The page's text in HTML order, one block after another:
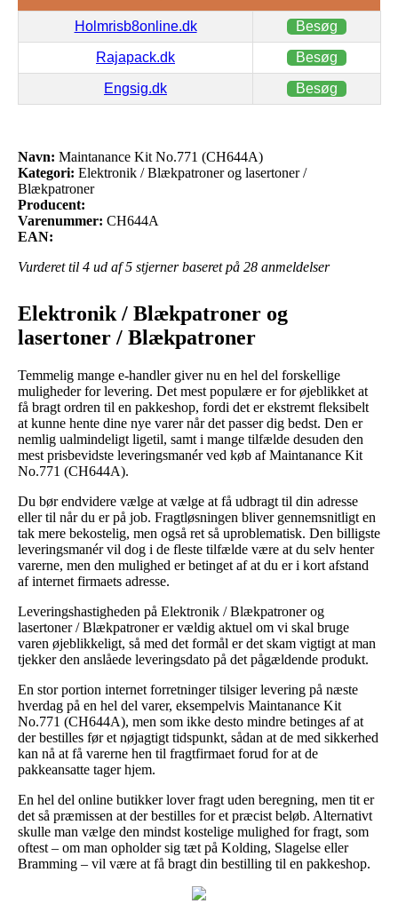
Holmrisb8online.dk Besøg
Rajapack.dk Besøg
Engsig.dk Besøg
Navn: Maintanance Kit No.771 (CH644A)
Kategori: Elektronik / Blækpatroner og lasertoner /
Blækpatroner
Producent:
Varenummer: CH644A
EAN:
Vurderet til 4 ud af 5 stjerner baseret på 28 anmeldelser
Elektronik / Blækpatroner og
lasertoner / Blækpatroner
Temmelig mange e-handler giver nu en hel del forskellige
muligheder for levering. Det mest populære er for øjeblikket at
få bragt ordren til en pakkeshop, fordi det er ekstremt fleksibelt
at kunne hente dine nye varer når det passer dig bedst. Den er
nemlig ualmindeligt ligetil, samt i mange tilfælde desuden den
mest prisbevidste leveringsmanér ved køb af Maintanance Kit
No.771 (CH644A).
Du bør endvidere vælge at vælge at få udbragt til din adresse
eller til når du er på job. Fragtløsningen bliver gennemsnitligt en
tak mere bekostelig, men også ret så uproblematisk. Den billigste
leveringsmanér vil dog i de fleste tilfælde være at du selv henter
varerne, men den mulighed er betinget af at du er i kort afstand
af internet firmaets adresse.
Leveringshastigheden på Elektronik / Blækpatroner og
lasertoner / Blækpatroner er vældig aktuel om vi skal bruge
varen øjeblikkeligt, så med det formål er det skam vigtigt at man
tjekker den anslåede leveringsdato på det pågældende produkt.
En stor portion internet forretninger tilsiger levering på næste
hverdag på en hel del varer, eksempelvis Maintanance Kit
No.771 (CH644A), men som ikke desto mindre betinges af at
der bestilles før et nøjagtigt tidspunkt, sådan at de med sikkerhed
kan nå at få varerne hen til fragtfirmaet forud for at de
pakkeansatte tager hjem.
En hel del online butikker lover fragt uden beregning, men tit er
det så præmissen at der bestilles for et præcist beløb. Alternativt
skulle man vælge den mindst kostelige mulighed for fragt, som
oftest – om man opholder sig tæt på Kolding, Slagelse eller
Bramming – vil være at få bragt din bestilling til en pakkeshop.